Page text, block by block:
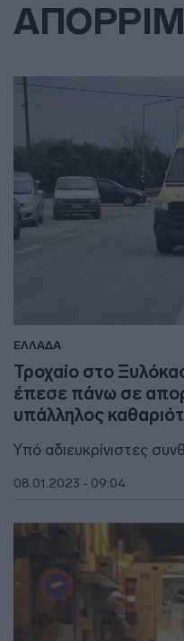
ΕΛΛΑΔΑ
Τροχαίο στο
έπεσε πάνω σε
υπάλληλος
Υπό αδιευκρίνιστες
08.01.2023 - 09:04